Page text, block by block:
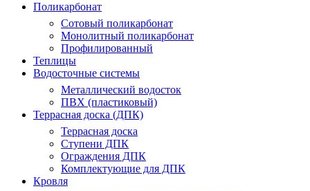
Поликарбонат
Сотовый поликарбонат
Монолитный поликарбонат
Профилированный
Теплицы
Водосточные системы
Металлический водосток
ПВХ (пластиковый)
Террасная доска (ДПК)
Террасная доска
Ступени ДПК
Ограждения ДПК
Комплектующие для ДПК
Кровля